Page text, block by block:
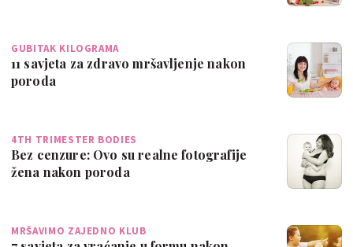
GUBITAK KILOGRAMA
11 savjeta za zdravo mršavljenje nakon
poroda
4TH TRIMESTER BODIES
Bez cenzure: Ovo su realne fotografije
žena nakon poroda
MRŠAVIMO ZAJEDNO KLUB